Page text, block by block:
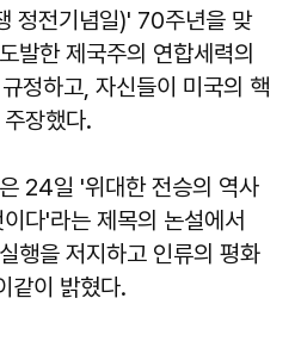
정전기념일)' 70주년을 맞
발한 제국주의 연합세력의
정하고, 자신들이 미국의 핵
장했다.
24일 '위대한 전승의 역사
다'라는 제목의 논설에서
행을 저지하고 인류의 평화
같이 밝혔다.